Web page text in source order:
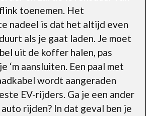
toenemen. Het
nadeel is dat het altijd even
als je gaat laden. Je moet
uit de koffer halen, pas
‘m aansluiten. Een paal met
wordt aangeraden
EV-rijders. Ga je een ander
rijden? In dat geval ben je